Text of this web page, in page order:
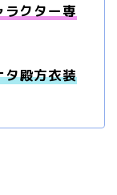
ラクター専
タ殿方衣装